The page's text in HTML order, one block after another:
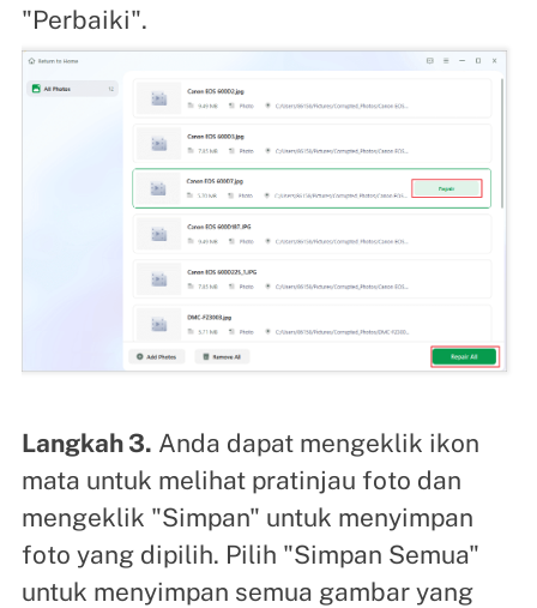
"Perbaiki".
Langkah 3. Anda dapat mengeklik ikon
mata untuk melihat pratinjau foto dan
mengeklik "Simpan" untuk menyimpan
foto yang dipilih. Pilih "Simpan Semua"
untuk menyimpan semua gambar yang